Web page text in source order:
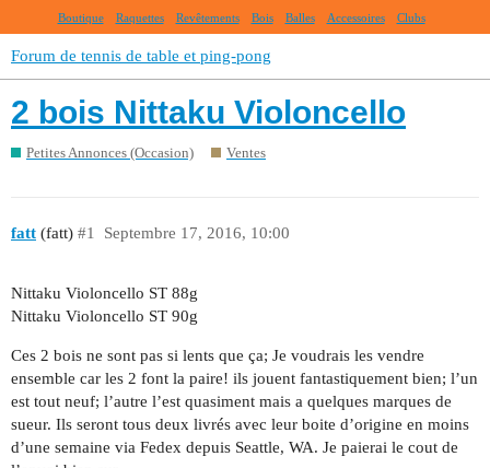
Boutique Raquettes Revêtements Bois Balles Accessoires Clubs
Forum de tennis de table et ping-pong
2 bois Nittaku Violoncello
Petites Annonces (Occasion) Ventes
fatt (fatt) Septembre 17, 2016, 10:00
#1
Nittaku Violoncello ST 88g
Nittaku Violoncello ST 90g
Ces 2 bois ne sont pas si lents que ça; Je voudrais les vendre
ensemble car les 2 font la paire! ils jouent fantastiquement bien; l’un
est tout neuf; l’autre l’est quasiment mais a quelques marques de
sueur. Ils seront tous deux livrés avec leur boite d’origine en moins
d’une semaine via Fedex depuis Seattle, WA. Je paierai le cout de